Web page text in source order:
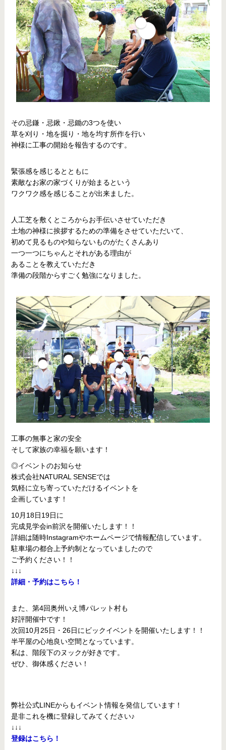
その忌鎌・忌鍬・忌鋤の3つを使い
草を刈り・地を掘り・地を均す所作を行い
神様に工事の開始を報告するのです。
緊張感を感じるとともに
素敵なお家の家づくりが始まるという
ワクワク感を感じることが出来ました。
人工芝を敷くところからお手伝いさせていただき
土地の神様に挨拶するための準備をさせていただいて、
初めて見るものや知らないものがたくさんあり
一つ一つにちゃんとそれがある理由が
あることを教えていただき
準備の段階からすごく勉強になりました。
工事の無事と家の安全
そして家族の幸福を願います！
◎イベントのお知らせ
株式会社NATURAL SENSEでは
気軽に立ち寄っていただけるイベントを
企画しています！
10月18日19日に
完成見学会in前沢を開催いたします！！
詳細は随時Instagramやホームページで情報配信しています。
駐車場の都合上予約制となっていましたので
ご予約ください！！
↓↓↓
詳細・予約はこちら！
また、第4回奥州いえ博パレット村も
好評開催中です！
次回10月25日・26日にビックイベントを開催いたします！！
半平屋の心地良い空間となっています。
私は、階段下のヌックが好きです。
ぜひ、御体感ください！
弊社公式LINEからもイベント情報を発信しています！
是非これを機に登録してみてください♪
↓↓↓
登録はこちら！